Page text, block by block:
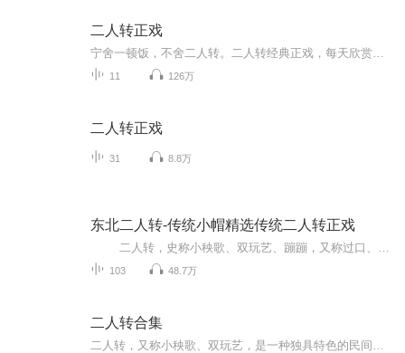
二人转正戏
11 126万
二人转正戏
31 8.8万
东北二人转-传统小帽精选传统二人转正戏
103 48.7万
二人转合集